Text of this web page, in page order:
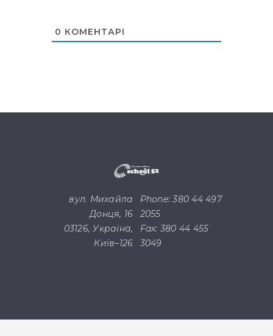
0 КОМЕНТАРІ
Phone: 380 44 497
2055
Fax: 380 44 455
3049
вул. Михайла
Донця, 16
03126, Україна,
Київ–126